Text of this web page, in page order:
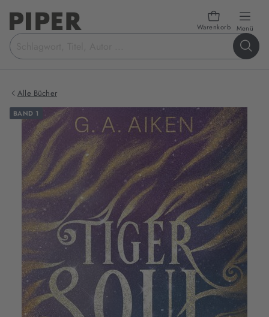
Warenkorb Menü
Suchbegriff
eingeben
Alle Bücher
BAND 1